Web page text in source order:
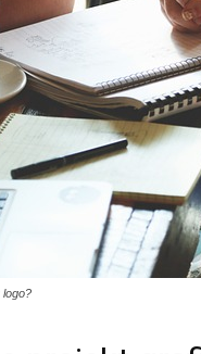
logo?